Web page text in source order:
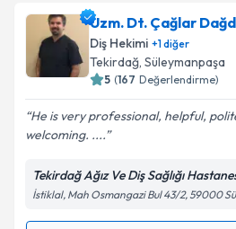
Uzm. Dt. Çağlar
Diş Hekimi +1diğer
Tekirdağ, Süleymanpaşa
5 (167 Değerlendirme)
He is very professional, helpful,
welcoming. ....
Tekirdağ Ağız Ve Diş Sağlığı
İstiklal, Mah Osmangazi Bul 43/2, 59000